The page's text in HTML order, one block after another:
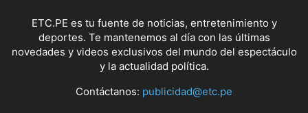
ETC.PE es tu fuente de noticias, entretenimiento y
deportes. Te mantenemos al día con las últimas
novedades y videos exclusivos del mundo del espectáculo
y la actualidad política.
Contáctanos: publicidad@etc.pe